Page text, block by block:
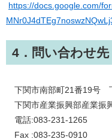
https://docs.google.com/
4．問い合わせ先
下関市南部町21番19号
下関市産業振興部産業振
電話:083-231-1265
Fax :083-235-0910